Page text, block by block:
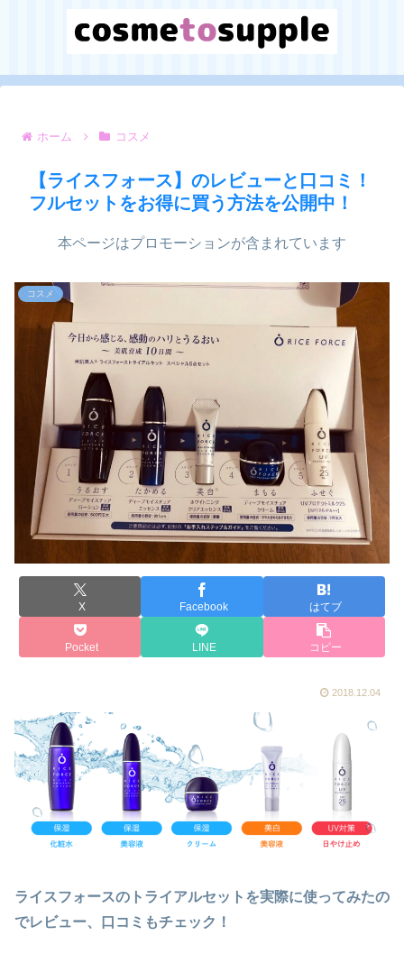
ホーム コスメ
【ライスフォース】のレビューと口コミ！
フルセットをお得に買う方法を公開中！
本ページはプロモーションが含まれています
コスメ
X Facebook はてブ
Pocket LINE コピー
2018.12.04
ライスフォースのトライアルセットを実際に使ってみたの
でレビュー、口コミもチェック！